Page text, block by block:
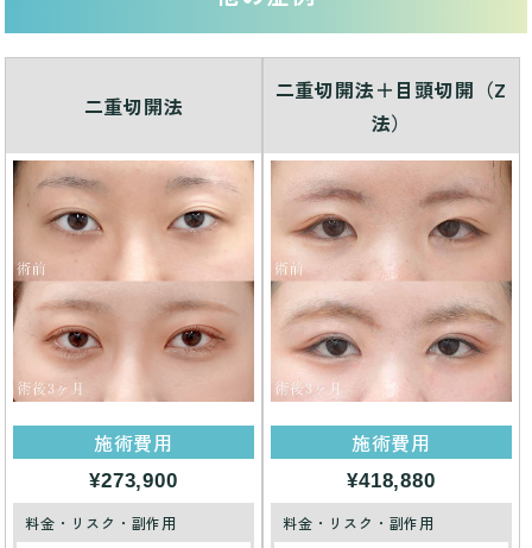
二重切開法
施術費用
¥273,900
料金・リスク・副作用
二重切開法＋目頭切開（Z
法）
施術費用
¥418,880
料金・リスク・副作用